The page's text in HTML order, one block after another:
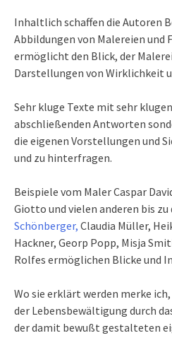
Inhaltlich schaffen die Autoren
Abbildungen von Malereien und
ermöglicht den Blick, der
Darstellungen von Wirklichkeit
Sehr kluge Texte mit sehr
abschließenden Antworten
die eigenen Vorstellungen und
und zu hinterfragen.
Beispiele vom Maler Caspar
Giotto und vielen anderen bis
Schönberger, Claudia Müller,
Hackner, Georp Popp, Misja
Rolfes ermöglichen Blicke und
Wo sie erklärt werden merke
der Lebensbewältigung durch
der damit bewußt gestalteten